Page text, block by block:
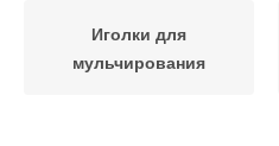
Иголки для
мульчирования